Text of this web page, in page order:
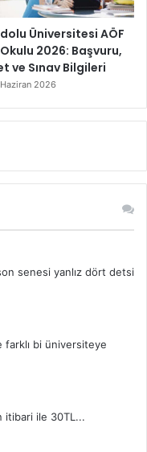
Üniversitesi AÖF
2026: Başvuru,
ve Sınav Bilgileri
2026
senesi yanlız dört detsi
farklı bi üniversiteye
itibari ile 30TL...